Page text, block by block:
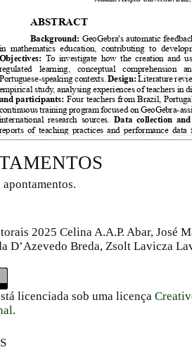
apontamentos.
2025 Celina A.A.P. Abar, José
D’Azevedo Breda, Zsolt Lavicza
licenciada sob uma licença
.